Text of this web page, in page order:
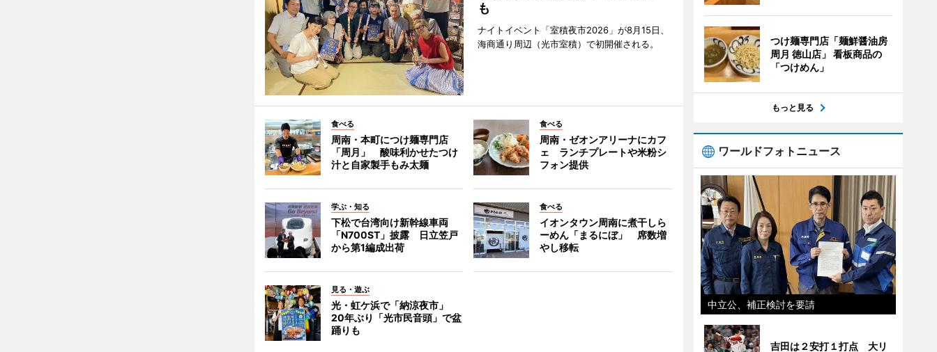
も
ナイトイベント「室積夜市2026」が8月15日、
海商通り周辺（光市室積）で初開催される。
食べる
周南・本町につけ麺専門店
「周月」 酸味利かせたつけ
汁と自家製手もみ太麺
食べる
周南・ゼオンアリーナにカフ
ェ ランチプレートや米粉シ
フォン提供
学ぶ・知る
下松で台湾向け新幹線車両
「N700ST」披露 日立笠戸
から第1編成出荷
食べる
イオンタウン周南に煮干しら
ーめん「まるにぼ」 席数増
やし移転
見る・遊ぶ
光・虹ケ浜で「納涼夜市」
20年ぶり「光市民音頭」で盆
踊りも
つけ麺専門店「麺鮮醤油房
周月 徳山店」 看板商品の
「つけめん」
もっと見る
ワールドフォトニュース
中立公、補正検討を要請
吉田は２安打１打点 大リ